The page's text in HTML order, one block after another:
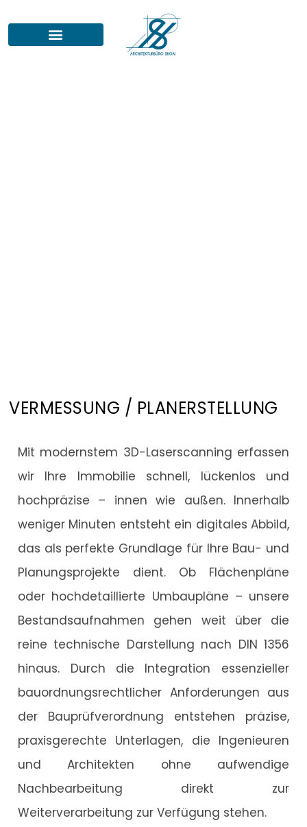
VERMESSUNG / PLANERSTELLUNG
Mit modernstem 3D-Laserscanning erfassen
wir Ihre Immobilie schnell, lückenlos und
hochpräzise – innen wie außen. Innerhalb
weniger Minuten entsteht ein digitales Abbild,
das als perfekte Grundlage für Ihre Bau- und
Planungsprojekte dient. Ob Flächenpläne
oder hochdetaillierte Umbaupläne – unsere
Bestandsaufnahmen gehen weit über die
reine technische Darstellung nach DIN 1356
hinaus. Durch die Integration essenzieller
bauordnungsrechtlicher Anforderungen aus
der Bauprüfverordnung entstehen präzise,
praxisgerechte Unterlagen, die Ingenieuren
und Architekten ohne aufwendige
Nachbearbeitung direkt zur
Weiterverarbeitung zur Verfügung stehen.